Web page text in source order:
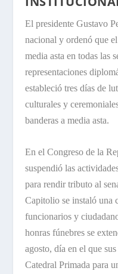
El presidente Gustavo
nacional y ordenó que
media asta en todas las
representaciones
estableció tres días de
culturales y
banderas a media asta.
En el Congreso de la
suspendió las
para rendir tributo al
Capitolio se instaló una
funcionarios y
honras fúnebres se
agosto, día en el que
Catedral Primada para